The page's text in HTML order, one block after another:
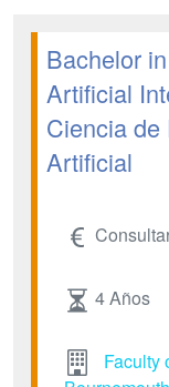
Bachelor
Artificial
Ciencia
Artificial
4 Años
Faculty